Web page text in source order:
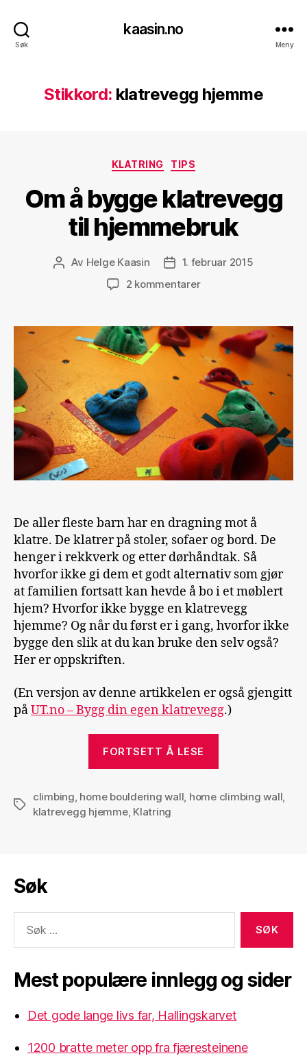
Søk
kaasin.no
Meny
Stikkord: klatrevegg hjemme
Kategorier
KLATRING TIPS
Om å bygge klatrevegg
til hjemmebruk
Innleggsforfatter
Av Helge Kaasin Publiseringsdato
1. februar 2015
2 kommentarertil
bygge
klatrevegg
til
hjemmebruk
De aller fleste barn har en dragning mot å
klatre. De klatrer på stoler, sofaer og bord. De
henger i rekkverk og etter dørhåndtak. Så
hvorfor ikke gi dem et godt alternativ som gjør
at familien fortsatt kan hevde å bo i et møblert
hjem? Hvorfor ikke bygge en klatrevegg
hjemme? Og når du først er i gang, hvorfor ikke
bygge den slik at du kan bruke den selv også?
Her er oppskriften.
(En versjon av denne artikkelen er også gjengitt
påUT.no – Bygg din egen klatrevegg.)
FORTSETT Å LESE
klatrevegg
Stikkord
climbing, home bouldering wall, home climbing wall,
klatrevegg hjemme, Klatring
Søk
etter:
Mest populære innlegg og sider
Det gode lange livs far, Hallingskarvet
1200 bratte meter opp fra fjæresteinene